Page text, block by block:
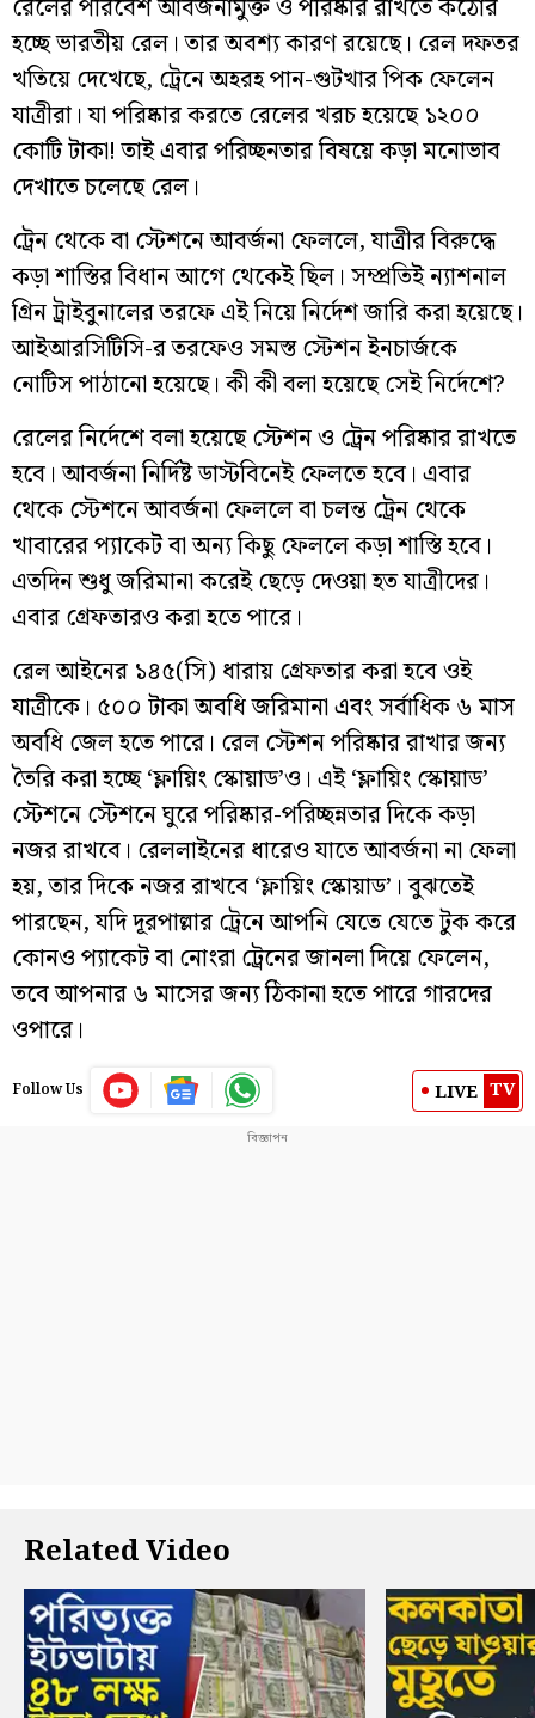
রেলের পরিবেশ আবর্জনামুক্ত ও পরিষ্কার রাখতে কঠোর
হচ্ছে ভারতীয় রেল। তার অবশ্য কারণ রয়েছে। রেল দফতর
খতিয়ে দেখেছে, ট্রেনে অহরহ পান-গুটখার পিক ফেলেন
যাত্রীরা। যা পরিষ্কার করতে রেলের খরচ হয়েছে ১২০০
কোটি টাকা! তাই এবার পরিচ্ছনতার বিষয়ে কড়া মনোভাব
দেখাতে চলেছে রেল।
ট্রেন থেকে বা স্টেশনে আবর্জনা ফেললে, যাত্রীর বিরুদ্ধে
কড়া শাস্তির বিধান আগে থেকেই ছিল। সম্প্রতিই ন্যাশনাল
গ্রিন ট্রাইবুনালের তরফে এই নিয়ে নির্দেশ জারি করা হয়েছে।
আইআরসিটিসি-র তরফেও সমস্ত স্টেশন ইনচার্জকে
নোটিস পাঠানো হয়েছে। কী কী বলা হয়েছে সেই নির্দেশে?
রেলের নির্দেশে বলা হয়েছে স্টেশন ও ট্রেন পরিষ্কার রাখতে
হবে। আবর্জনা নির্দিষ্ট ডাস্টবিনেই ফেলতে হবে। এবার
থেকে স্টেশনে আবর্জনা ফেললে বা চলন্ত ট্রেন থেকে
খাবারের প্যাকেট বা অন্য কিছু ফেললে কড়া শাস্তি হবে।
এতদিন শুধু জরিমানা করেই ছেড়ে দেওয়া হত যাত্রীদের।
এবার গ্রেফতারও করা হতে পারে।
রেল আইনের ১৪৫(সি) ধারায় গ্রেফতার করা হবে ওই
যাত্রীকে। ৫০০ টাকা অবধি জরিমানা এবং সর্বাধিক ৬ মাস
অবধি জেল হতে পারে। রেল স্টেশন পরিষ্কার রাখার জন্য
তৈরি করা হচ্ছে ‘ফ্লায়িং স্কোয়াড’ও। এই ‘ফ্লায়িং স্কোয়াড’
স্টেশনে স্টেশনে ঘুরে পরিষ্কার-পরিচ্ছন্নতার দিকে কড়া
নজর রাখবে। রেললাইনের ধারেও যাতে আবর্জনা না ফেলা
হয়, তার দিকে নজর রাখবে ‘ফ্লায়িং স্কোয়াড’। বুঝতেই
পারছেন, যদি দূরপাল্লার ট্রেনে আপনি যেতে যেতে টুক করে
কোনও প্যাকেট বা নোংরা ট্রেনের জানলা দিয়ে ফেলেন,
তবে আপনার ৬ মাসের জন্য ঠিকানা হতে পারে গারদের
ওপারে।
Follow Us LIVE TV
Related Video